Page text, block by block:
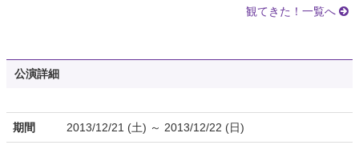
観てきた！一覧へ
公演詳細
期間 2013/12/21 (土) ～ 2013/12/22 (日)